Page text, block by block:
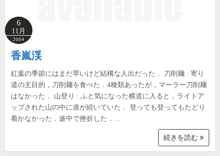
6
11月
2004
香嵐渓
紅葉の季節にはまだ早いけど結構な人出だった． 刀削麺 : 寄り
道の主目的，刀削麺を食べた．4種類あったが，マーラー刀削麺
はなかった． 山登り : ふと気になった横道に入ると，ライトア
ップされた山の中に道が続いていた． 登っても登ってもたどり
着かなかった．途中で挫折した．…
続きを読む